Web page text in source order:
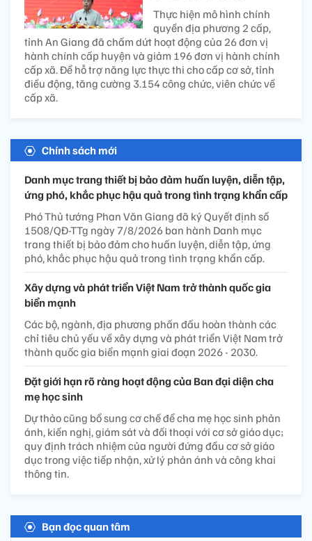
Thực hiện mô hình chính
quyền địa phương 2 cấp,
tỉnh An Giang đã chấm dứt hoạt động của 26 đơn vị
hành chính cấp huyện và giảm 196 đơn vị hành chính
cấp xã. Để hỗ trợ năng lực thực thi cho cấp cơ sở, tỉnh
điều động, tăng cường 3.154 công chức, viên chức về
cấp xã.
Chính sách mới
Danh mục trang thiết bị bảo đảm huấn luyện, diễn tập,
ứng phó, khắc phục hậu quả trong tình trạng khẩn cấp
Phó Thủ tướng Phan Văn Giang đã ký Quyết định số
1508/QĐ-TTg ngày 7/8/2026 ban hành Danh mục
trang thiết bị bảo đảm cho huấn luyện, diễn tập, ứng
phó, khắc phục hậu quả trong tình trạng khẩn cấp.
Xây dựng và phát triển Việt Nam trở thành quốc gia
biển mạnh
Các bộ, ngành, địa phương phấn đấu hoàn thành các
chỉ tiêu chủ yếu về xây dựng và phát triển Việt Nam trở
thành quốc gia biển mạnh giai đoạn 2026 - 2030.
Đặt giới hạn rõ ràng hoạt động của Ban đại diện cha
mẹ học sinh
Dự thảo cũng bổ sung cơ chế để cha mẹ học sinh phản
ánh, kiến nghị, giám sát và đối thoại với cơ sở giáo dục;
quy định trách nhiệm của người đứng đầu cơ sở giáo
dục trong việc tiếp nhận, xử lý phản ánh và công khai
thông tin.
Bạn đọc quan tâm